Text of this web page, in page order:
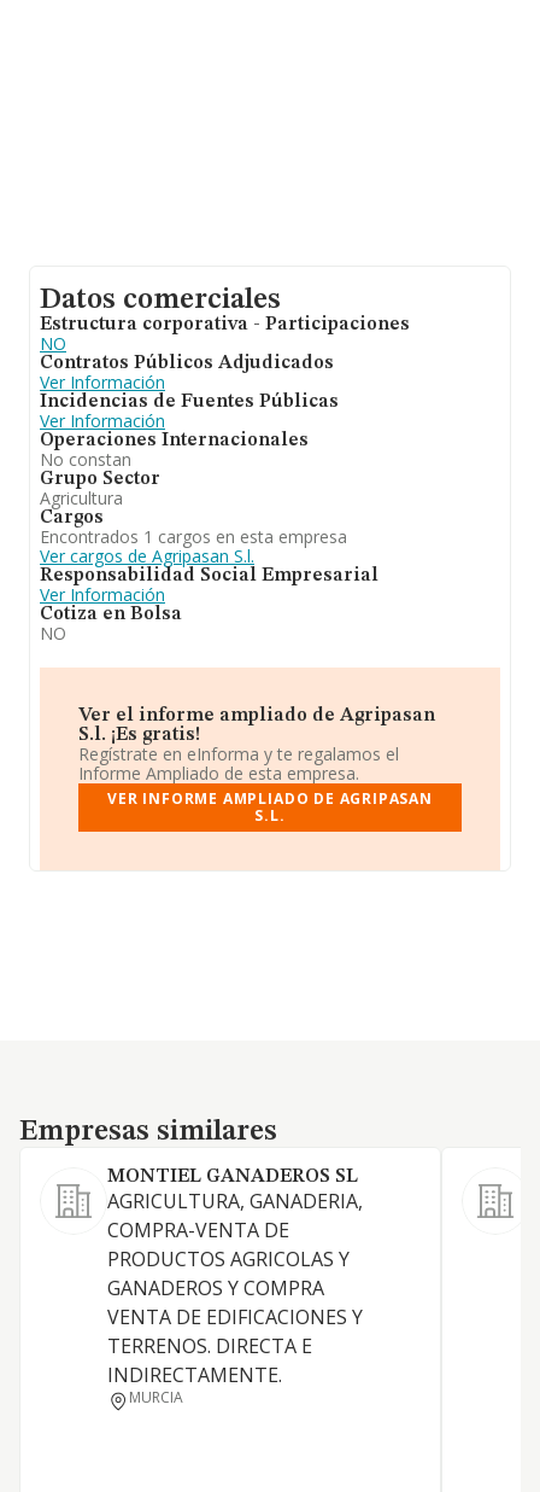
Datos comerciales
Estructura corporativa - Participaciones
NO
Contratos Públicos Adjudicados
Ver Información
Incidencias de Fuentes Públicas
Ver Información
Operaciones Internacionales
No constan
Grupo Sector
Agricultura
Cargos
Encontrados 1 cargos en esta empresa
Ver cargos de Agripasan S.l.
Responsabilidad Social Empresarial
Ver Información
Cotiza en Bolsa
NO
Ver el informe ampliado de Agripasan
S.l. ¡Es gratis!
Regístrate en eInforma y te regalamos el
Informe Ampliado de esta empresa.
VER INFORME AMPLIADO DE AGRIPASAN
S.L.
Empresas similares
Empresas similares
MONTIEL GANADEROS SL
AGRICULTURA, GANADERIA,
COMPRA-VENTA DE
PRODUCTOS AGRICOLAS Y
GANADEROS Y COMPRA
VENTA DE EDIFICACIONES Y
TERRENOS. DIRECTA E
INDIRECTAMENTE.
MURCIA